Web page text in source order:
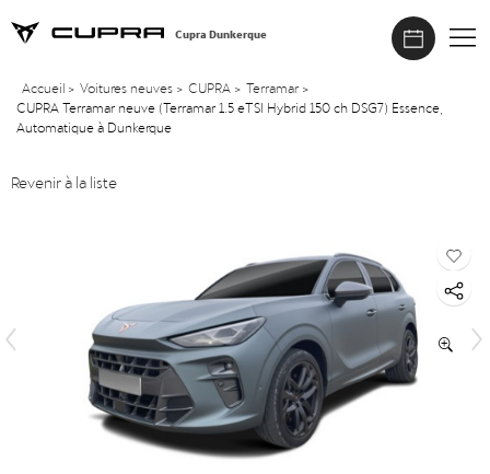
Cupra Dunkerque
Accueil > Voitures neuves > CUPRA > Terramar >
CUPRA Terramar neuve (Terramar 1.5 eTSI Hybrid 150 ch DSG7) Essence,
Automatique à Dunkerque
Revenir à la liste